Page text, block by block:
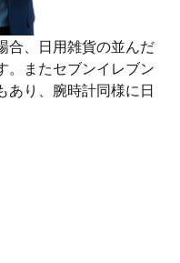
合、日用雑貨の並んだ
。またセブンイレブン
あり、腕時計同様に日